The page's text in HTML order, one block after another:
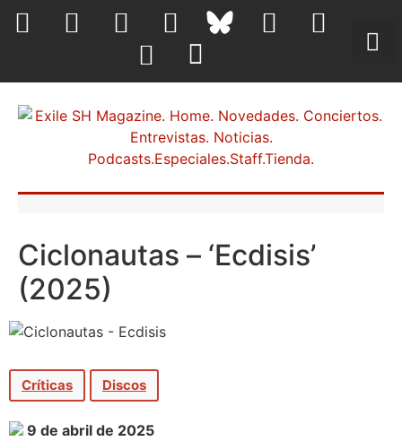
Ciclonautas – ‘Ecdisis’
(2025)
Críticas Discos
9 de abril de 2025